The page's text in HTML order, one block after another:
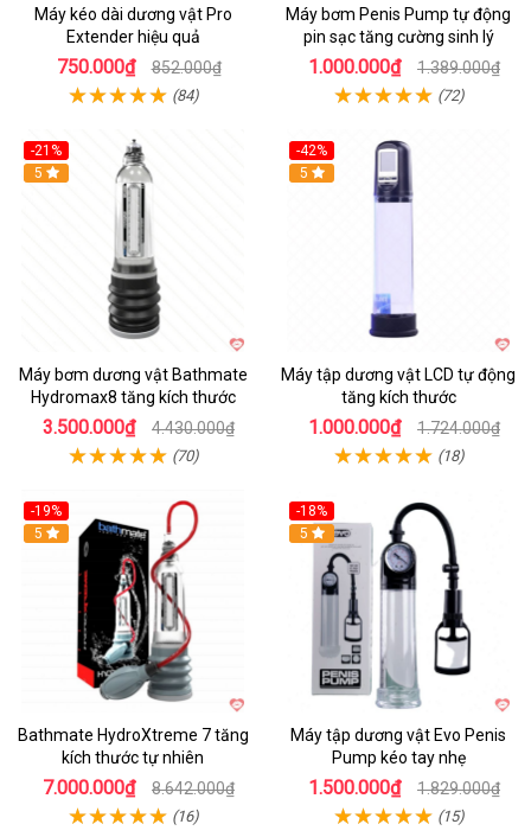
Máy kéo dài dương vật Pro
Extender hiệu quả
750.000₫ 852.000₫
(84)
Máy bơm Penis Pump tự động
pin sạc tăng cường sinh lý
1.000.000₫ 1.389.000₫
(72)
-21%
Hot
5
Máy bơm dương vật Bathmate
Hydromax8 tăng kích thước
3.500.000₫ 4.430.000₫
(70)
-42%
Hot
5
Máy tập dương vật LCD tự động
tăng kích thước
1.000.000₫ 1.724.000₫
(18)
-19%
Hot
5
Bathmate HydroXtreme 7 tăng
kích thước tự nhiên
7.000.000₫ 8.642.000₫
(16)
-18%
Hot
5
Máy tập dương vật Evo Penis
Pump kéo tay nhẹ
1.500.000₫ 1.829.000₫
(15)